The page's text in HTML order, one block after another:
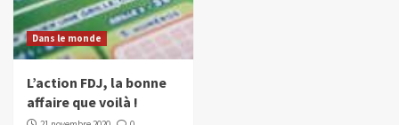
Dans le monde
L’action FDJ, la bonne
affaire que voilà !